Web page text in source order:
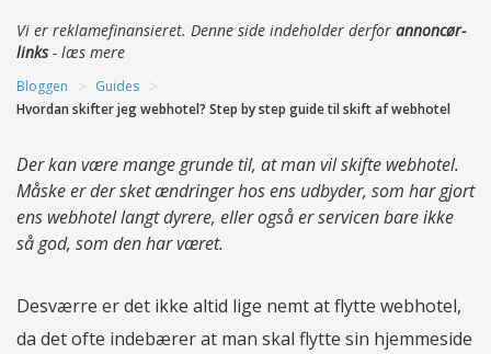
Vi er reklamefinansieret. Denne side indeholder derfor annoncør-
links- læs mere
Bloggen > Guides >
Hvordan skifter jeg webhotel? Step by step guide til skift af webhotel
Der kan være mange grunde til, at man vil skifte webhotel.
Måske er der sket ændringer hos ens udbyder, som har gjort
ens webhotel langt dyrere, eller også er servicen bare ikke
så god, som den har været.
Desværre er det ikke altid lige nemt at flytte webhotel,
da det ofte indebærer at man skal flytte sin hjemmeside